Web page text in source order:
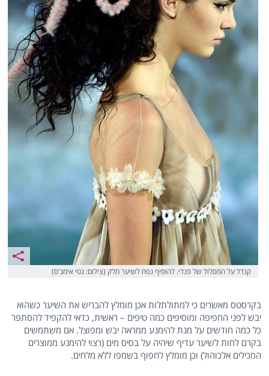
קנדל על המסלול של פנדי. להוסיף נפח לשיער חלק (צילום: גטי אימג'ס)
בקרסטס מאשרים כי למתולתלות אכן מומלץ להבריש את השיער כשהוא
יבש לפני החפיפה ומוסיפים כמה טיפים – ראשית, כדאי להקפיד להסתפר
כל כמה חודשים על מנת להימנע ממראה יבש ומפוצל. אם משתמשים
בקרם לחות לשיער עדיף שיהיה על בסיס מים (רצוי להימנע ממוצרים
המכילים אלכוהול) וכן מומלץ לחפוף בשמפו ללא מלחים.